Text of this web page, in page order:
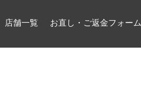
店舗一覧 お直し・ご返金フォーム